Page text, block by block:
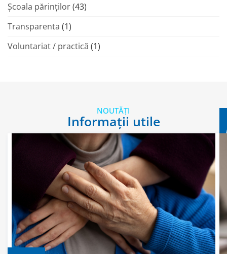
Şcoala părinţilor(43)
Transparenta (1)
Voluntariat / practică (1)
NOUTĂȚI
Informații utile